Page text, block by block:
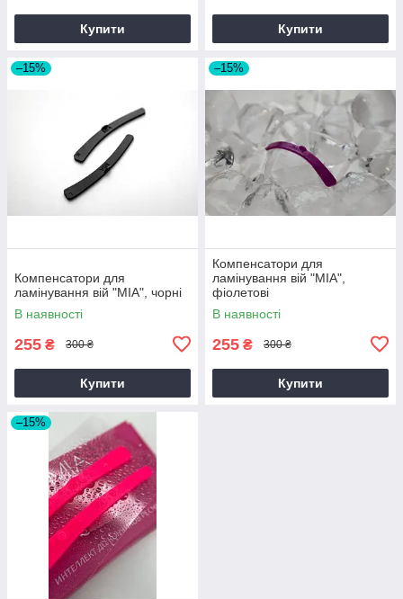
Купити Купити
–15%
Компенсатори для
ламінування вій "MIA", чорні
В наявності
255 ₴ 300 ₴
Купити
–15%
Компенсатори для
ламінування вій "MIA",
фіолетові
В наявності
255 ₴ 300 ₴
Купити
–15%